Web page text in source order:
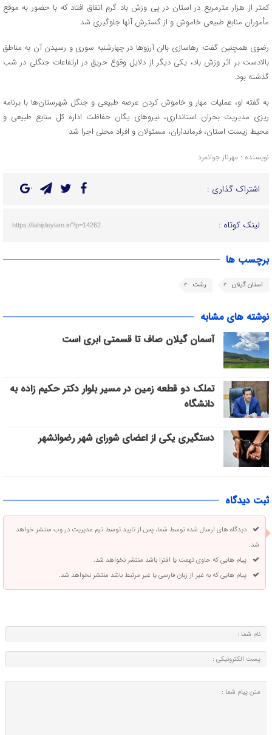
کمتر از هزار مترمربع در استان در پی وزش باد گرم اتفاق افتاد که با حضور به موقع
مأموران منابع طبیعی خاموش و از گسترش آنها جلوگیری شد.
رضوی همچنین گفت: رهاسازی بالن آرزو‌ها در چهارشنبه سوری و رسیدن آن به مناطق
بالادست بر اثر وزش باد، یکی دیگر از دلایل وقوع حریق در ارتفاعات جنگلی در شب
گذشته بود.
به گفته او، عملیات مهار و خاموش کردن عرصه طبیعی و جنگل شهرستان‌ها با برنامه
ریزی مدیریت بحران استانداری، نیرو‌های یگان حفاظت اداره کل منابع طبیعی و
محیط زیست استان، فرمانداران، مسئولان و افراد محلی اجرا شد
نویسنده : مهرناز جوانمرد
اشتراک گذاری :
لینک کوتاه : https://lahijdeylam.ir/?p=14262
برچسب ها
استان گیلان رشت
نوشته های مشابه
آسمان گیلان صاف تا قسمتی ابری است
تملک دو قطعه زمین در مسیر بلوار دکتر حکیم زاده به
دانشگاه
دستگیری یکی از اعضای شورای شهر رضوانشهر
ثبت دیدگاه
دیدگاه های ارسال شده توسط شما، پس از تایید توسط تیم مدیریت در وب منتشر خواهد
شد.
پیام هایی که حاوی تهمت یا افترا باشد منتشر نخواهد شد.
پیام هایی که به غیر از زبان فارسی یا غیر مرتبط باشد منتشر نخواهد شد.